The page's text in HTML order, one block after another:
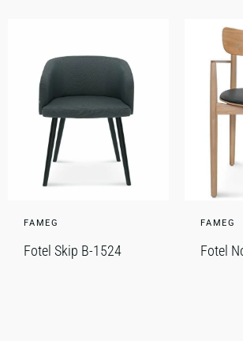
FAMEG
Fotel Skip B-1524
FAMEG
Fotel